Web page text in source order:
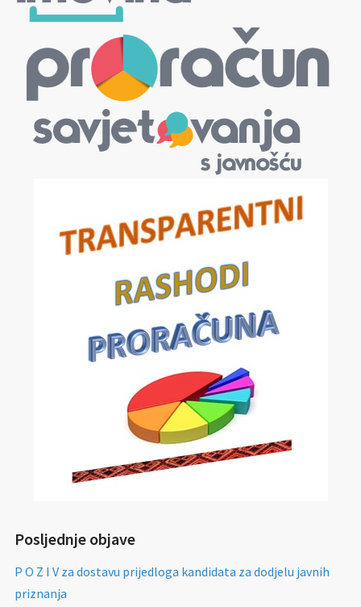
Posljednje objave
P O Z I V za dostavu prijedloga kandidata za dodjelu javnih
priznanja